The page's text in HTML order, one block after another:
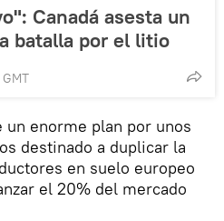
Canadá asesta un
batalla por el litio
enorme plan por unos
destinado a duplicar la
en suelo europeo
el 20% del mercado